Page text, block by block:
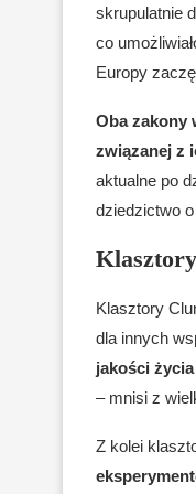
skrupulatnie
co
Europy
Oba zakony
związanej z
aktualne po
dziedzictwo
Klasztory
dla innych
jakości
– mnisi z
Z kolei